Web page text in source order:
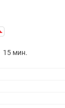
15 мин.